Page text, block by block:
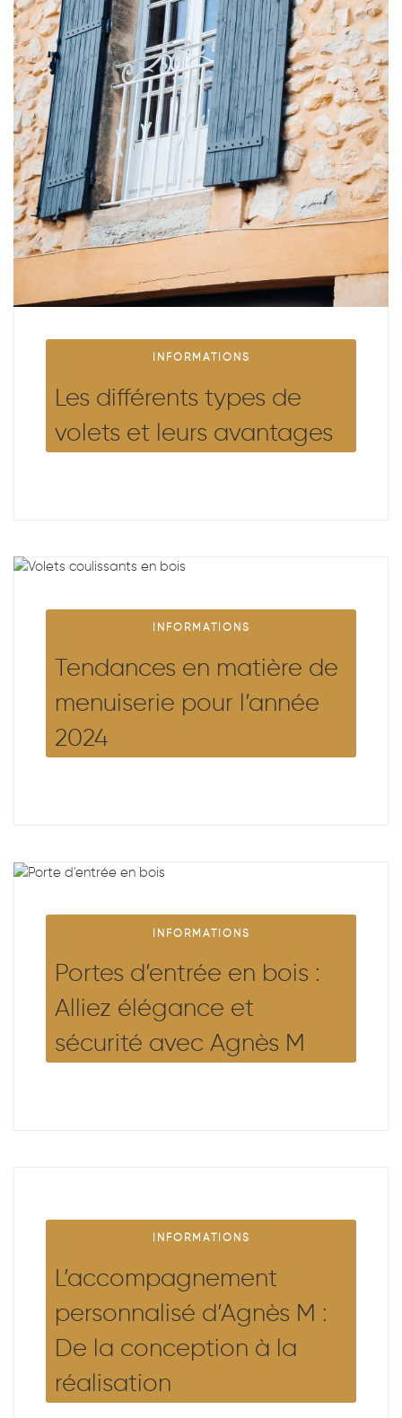
INFORMATIONS
Les différents types de
volets et leurs avantages
INFORMATIONS
Tendances en matière de
menuiserie pour l’année
2024
INFORMATIONS
Portes d’entrée en bois :
Alliez élégance et
sécurité avec Agnès M
INFORMATIONS
L’accompagnement
personnalisé d’Agnès M :
De la conception à la
réalisation